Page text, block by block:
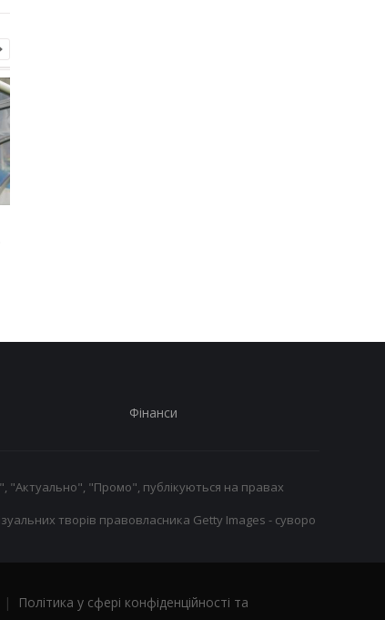
Фінанси
"Промо", публікуються на правах
творів правовласника Getty Images - суворо
|
Політика у сфері конфіденційності та